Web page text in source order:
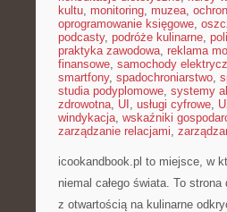
kultu, monitoring, muzea,
oprogramowanie księgowe,
podcasty, podróże kulinarne,
praktyka zawodowa, reklama
finansowe, samochody
smartfony, spadochroniarstwo,
studia podyplomowe, systemy
zdrowotna, UI , usługi cyfrowe,
windykacja, wskaźniki
zarządzanie relacjami,
icookandbook.pl to miejsce, w
niemal całego świata. To
z otwartością na kulinarne